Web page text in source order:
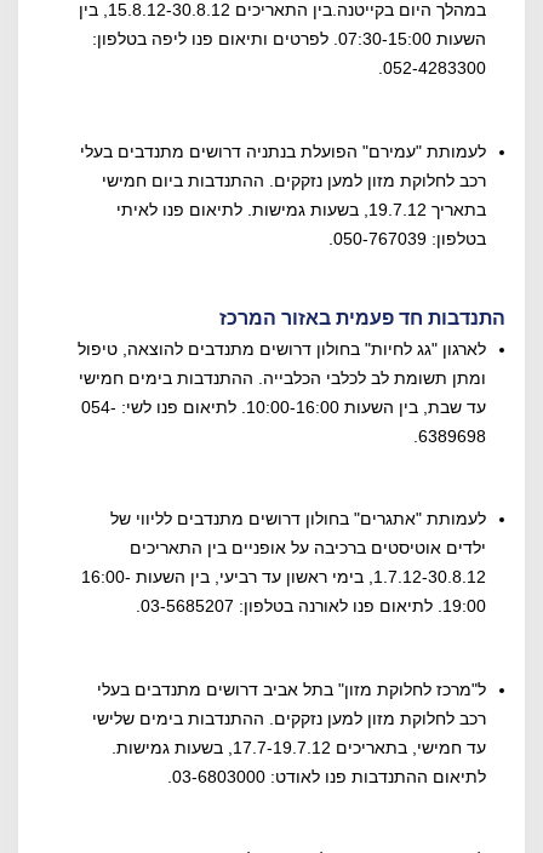
במהלך היום בקייטנה.בין התאריכים 15.8.12-30.8.12, בין
השעות 07:30-15:00. לפרטים ותיאום פנו ליפה בטלפון:
052-4283300.
לעמותת "עמירם" הפועלת בנתניה דרושים מתנדבים בעלי
רכב לחלוקת מזון למען נזקקים. ההתנדבות ביום חמישי
בתאריך 19.7.12, בשעות גמישות. לתיאום פנו לאיתי
בטלפון: 050-767039.
התנדבות חד פעמית באזור המרכז
לארגון "גג לחיות" בחולון דרושים מתנדבים להוצאה, טיפול
ומתן תשומת לב לכלבי הכלבייה. ההתנדבות בימים חמישי
עד שבת, בין השעות 10:00-16:00. לתיאום פנו לשי: 054-
6389698.
לעמותת "אתגרים" בחולון דרושים מתנדבים לליווי של
ילדים אוטיסטים ברכיבה על אופניים בין התאריכים
1.7.12-30.8.12, בימי ראשון עד רביעי, בין השעות 16:00-
19:00. לתיאום פנו לאורנה בטלפון: 03-5685207.
ל"מרכז לחלוקת מזון" בתל אביב דרושים מתנדבים בעלי
רכב לחלוקת מזון למען נזקקים. ההתנדבות בימים שלישי
עד חמישי, בתאריכים 17.7-19.7.12, בשעות גמישות.
לתיאום ההתנדבות פנו לאודט: 03-6803000.